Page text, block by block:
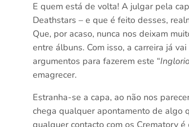
E quem está de volta! A julgar pela
Deathstars – e que é feito desses,
Que, por acaso, nunca nos deixam
entre álbuns. Com isso, a carreira já
argumentos para fazerem este “
emagrecer.
Estranha-se a capa, ao não nos
chega qualquer apontamento de algo
qualquer contacto com os Crematory